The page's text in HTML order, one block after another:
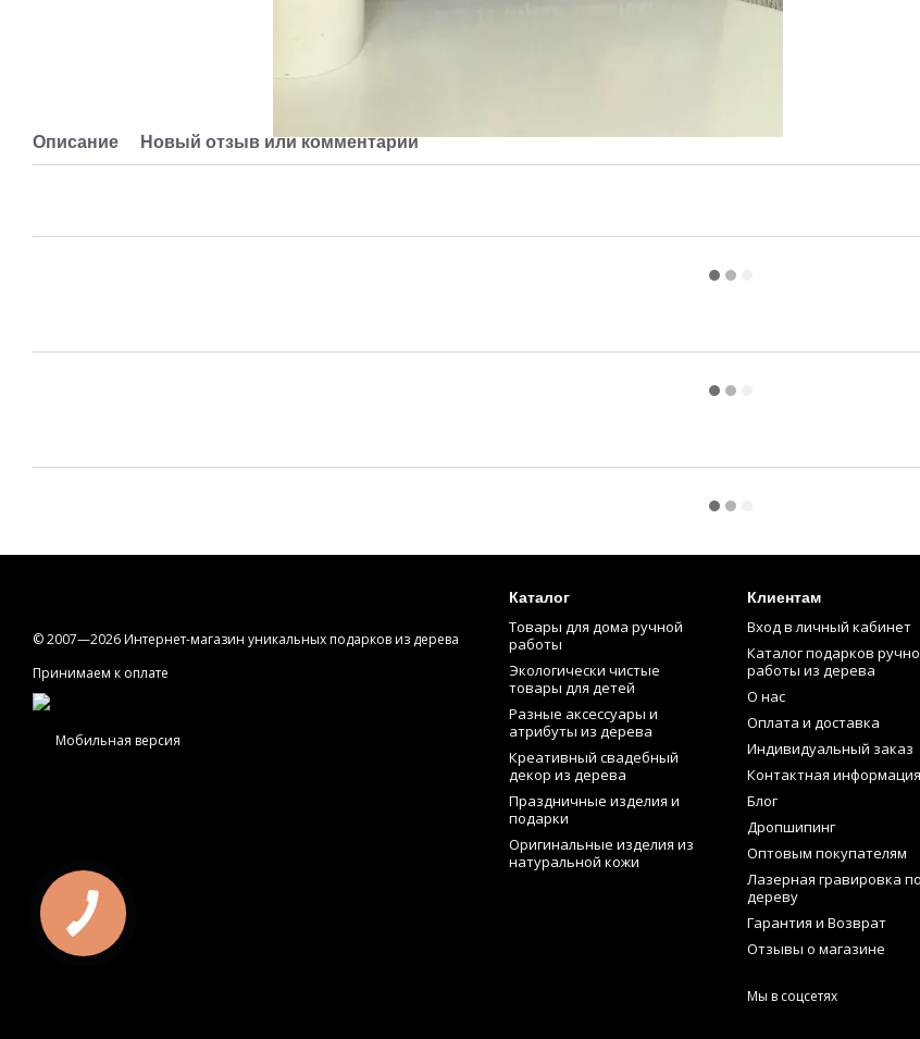
Описание Новый отзыв или комментарий
© 2007—2026 Интернет-магазин уникальных подарков из дерева
Принимаем к оплате
Мобильная версия
Каталог
Товары для дома ручной
работы
Экологически чистые
товары для детей
Разные аксессуары и
атрибуты из дерева
Креативный свадебный
декор из дерева
Праздничные изделия и
подарки
Оригинальные изделия из
натуральной кожи
Клиентам
Вход в личный кабинет
Каталог подарков
работы из дерева
О нас
Оплата и доставка
Индивидуальный заказ
Контактная информация
Блог
Дропшипинг
Оптовым покупателям
Лазерная гравировка по
дереву
Гарантия и Возврат
Отзывы о магазине
Мы в соцсетях